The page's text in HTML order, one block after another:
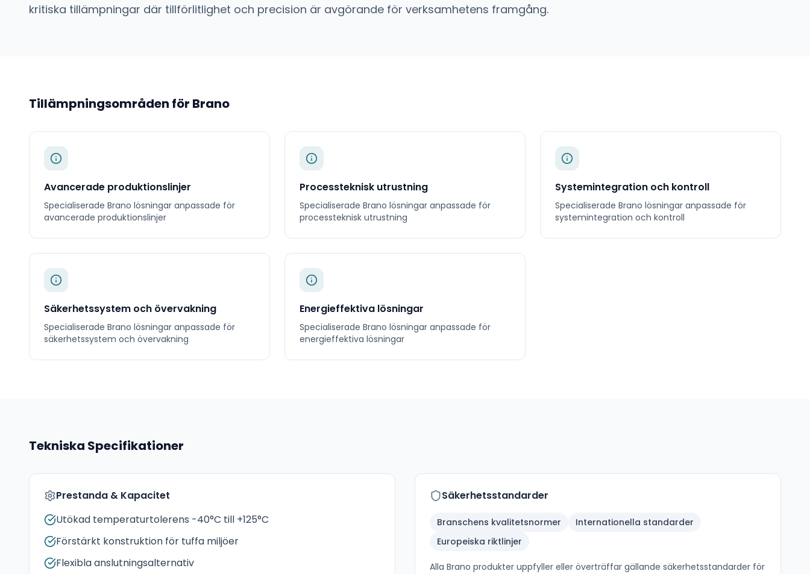
kritiska tillämpningar där tillförlitlighet och precision är avgörande för verksamhetens framgång.
Tillämpningsområden för Brano
Avancerade produktionslinjer
Specialiserade Brano lösningar anpassade för
avancerade produktionslinjer
Processteknisk utrustning
Specialiserade Brano lösningar anpassade för
processteknisk utrustning
Systemintegration och kontroll
Specialiserade Brano lösningar anpassade för
systemintegration och kontroll
Säkerhetssystem och övervakning
Specialiserade Brano lösningar anpassade för
säkerhetssystem och övervakning
Energieffektiva lösningar
Specialiserade Brano lösningar anpassade för
energieffektiva lösningar
Tekniska Specifikationer
Prestanda & Kapacitet
Utökad temperaturtolerens -40°C till +125°C
Förstärkt konstruktion för tuffa miljöer
Flexibla anslutningsalternativ
Säkerhetsstandarder
Branschens kvalitetsnormer
Internationella standarder
Europeiska riktlinjer
Alla Brano produkter uppfyller eller överträffar gällande säkerhetsstandarder för